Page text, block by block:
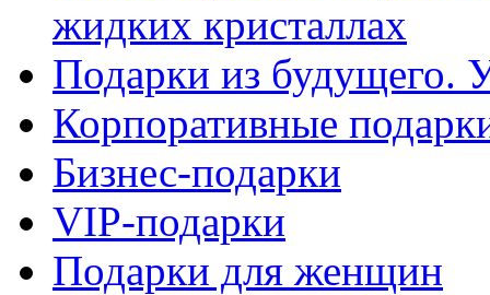
жидких кристаллах
Подарки из будущего.
Корпоративные
Бизнес-подарки
VIP-подарки
Подарки для женщин